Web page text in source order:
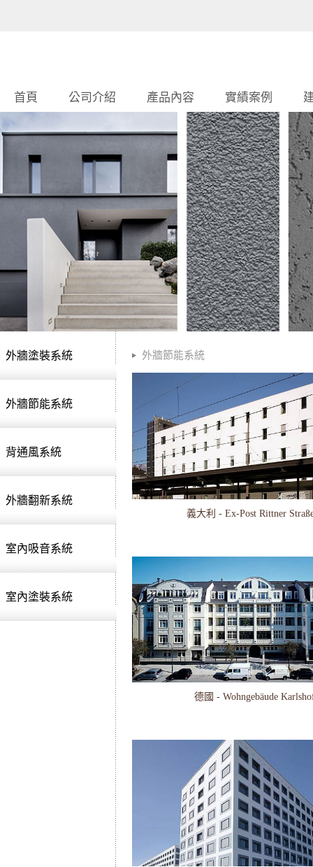
首頁 公司介紹 產品內容 實績案例
外牆塗裝系統
外牆節能系統
背通風系統
外牆翻新系統
室內吸音系統
室內塗裝系統
外牆節能系統
義大利 - Ex-Post Rittner
德國 - Wohngebäude